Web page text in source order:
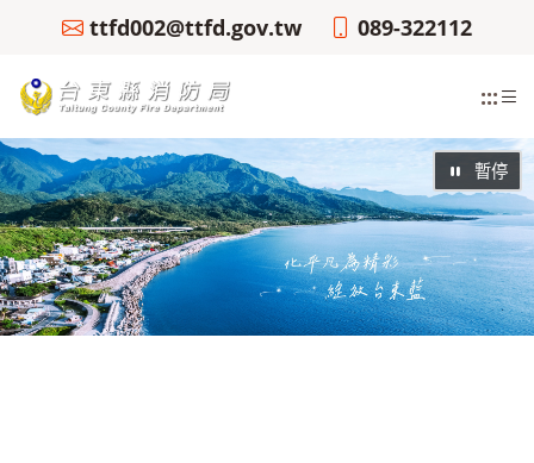
ttfd002@ttfd.gov.tw 089-322112
:::
暫停